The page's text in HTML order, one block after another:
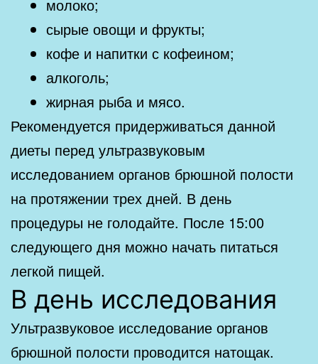
молоко;
сырые овощи и фрукты;
кофе и напитки с кофеином;
алкоголь;
жирная рыба и мясо.
Рекомендуется придерживаться данной
диеты перед ультразвуковым
исследованием органов брюшной полости
на протяжении трех дней. В день
процедуры не голодайте. После 15:00
следующего дня можно начать питаться
легкой пищей.
В день исследования
Ультразвуковое исследование органов
брюшной полости проводится натощак.